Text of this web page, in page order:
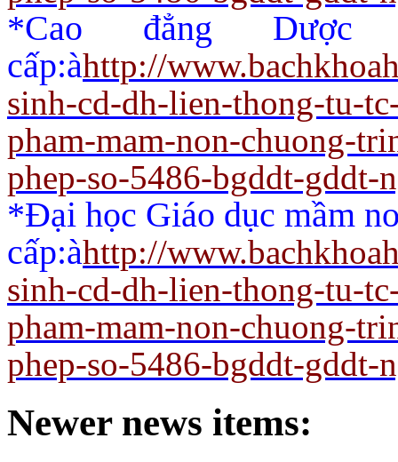
*Cao đẳng
cấp:àhttp://
sinh-cd-dh-lien-thong-tu-
pham-mam-non-chuong-
phep-so-5486-bgddt-gddt-
*Đại học Giáo dục mầm
cấp:àhttp://
sinh-cd-dh-lien-thong-tu-
pham-mam-non-chuong-
phep-so-5486-bgddt-gddt-
Newer news items: